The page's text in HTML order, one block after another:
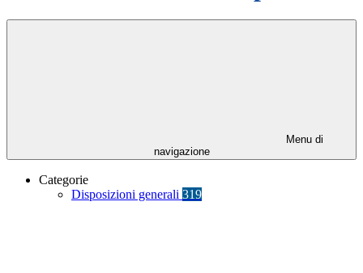
Menu di
navigazione
Categorie
Disposizioni generali 319